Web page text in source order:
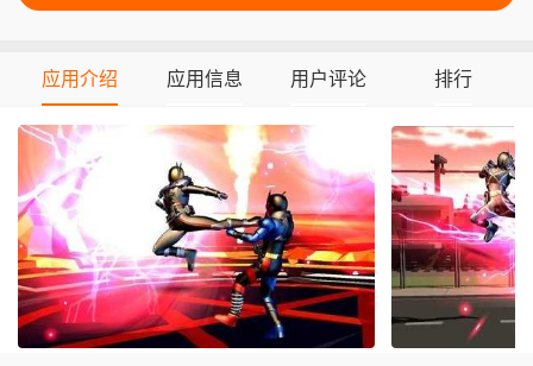
应用介绍 应用信息 用户评论 排行